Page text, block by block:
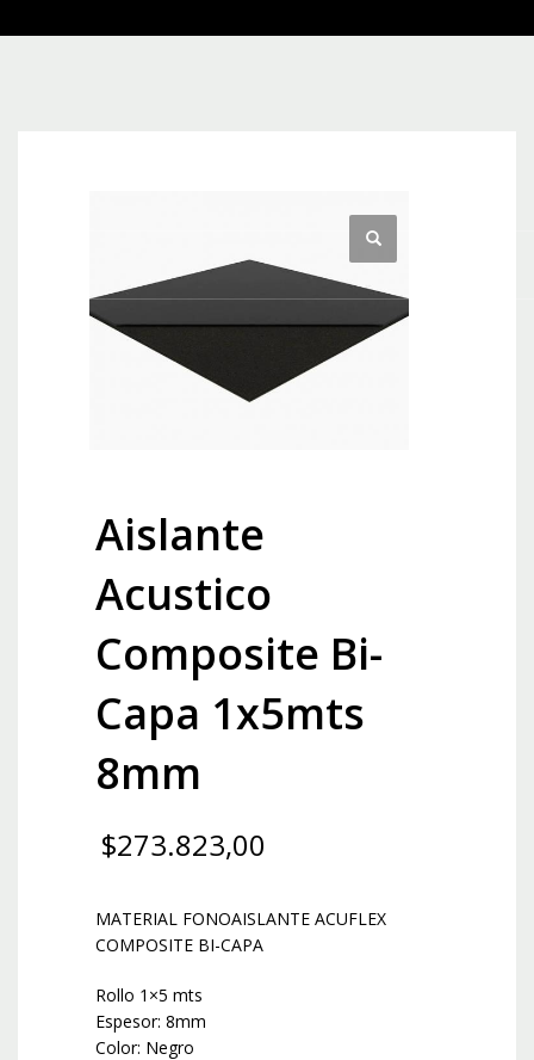
Aislante
Acustico
Composite Bi-
Capa 1x5mts
8mm
$273.823,00
MATERIAL FONOAISLANTE ACUFLEX
COMPOSITE BI-CAPA
Rollo 1×5 mts
Espesor: 8mm
Color: Negro